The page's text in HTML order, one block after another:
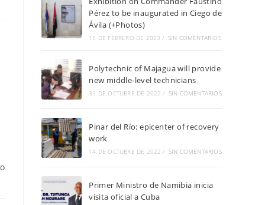
Pérez to be inaugurated in Ciego de
Ávila (+Photos)
15 DE FEBRERO DE 2023 / SIN COMENTARIOS
Polytechnic of Majagua will provide
new middle-level technicians
31 DE OCTUBRE DE 2022 / SIN COMENTARIOS
Pinar del Río: epicenter of recovery
work
14 DE OCTUBRE DE 2022 / SIN COMENTARIOS
Primer Ministro de Namibia inicia
visita oficial a Cuba